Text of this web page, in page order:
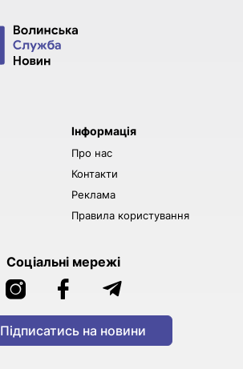
Інформація
Про нас
Контакти
Реклама
Правила користування
Соціальні мережі
Підписатись на новини